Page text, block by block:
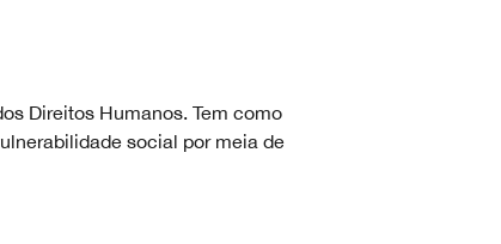
Direitos Humanos. Tem como
social por meia de